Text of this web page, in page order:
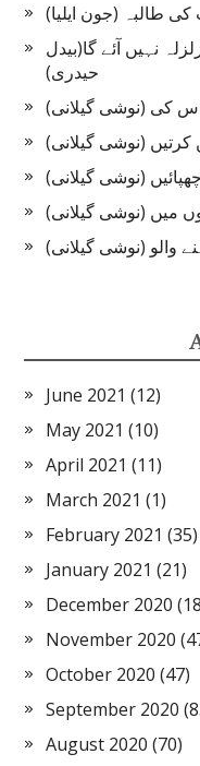
طالبہ (جون ایلیا)
نہیں آئے گا(بیدل
حیدری)
اس کی (نوشی گیلانی)
کرتیں (نوشی گیلانی)
(نوشی گیلانی)
میں (نوشی گیلانی)
والو (نوشی گیلانی)
June 2021 (12)
May 2021 (10)
April 2021 (11)
March 2021 (1)
February 2021 (35)
January 2021 (21)
December 2020
November 2020
October 2020 (47)
September 2020
August 2020 (70)